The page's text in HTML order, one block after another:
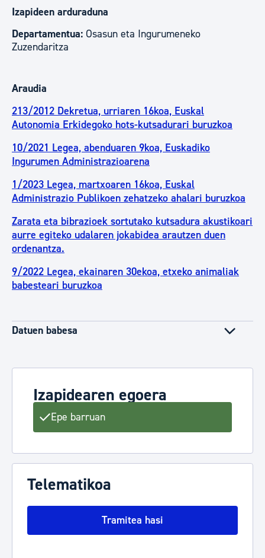
Izapideen arduraduna
Departamentua: Osasun eta Ingurumeneko
Zuzendaritza
Araudia
213/2012 Dekretua, urriaren 16koa, Euskal
Autonomia Erkidegoko hots-kutsadurari buruzkoa
10/2021 Legea, abenduaren 9koa, Euskadiko
Ingurumen Administrazioarena
1/2023 Legea, martxoaren 16koa, Euskal
Administrazio Publikoen zehatzeko ahalari buruzkoa
Zarata eta bibrazioek sortutako kutsadura akustikoari
aurre egiteko udalaren jokabidea arautzen duen
ordenantza.
9/2022 Legea, ekainaren 30ekoa, etxeko animaliak
babesteari buruzkoa
Datuen babesa
Izapidearen egoera
Epe barruan
Telematikoa
Tramitea hasi